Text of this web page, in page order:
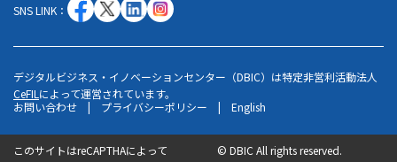
SNS LINK：
デジタルビジネス・イノベーションセンター（DBIC）は特定非営利活動法人
CeFIL によって運営されています。
お問い合わせ
| プライバシーポリシー | English
このサイトはreCAPTHAによって
©DBIC All rights reserved.